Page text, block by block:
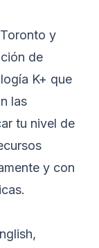
y
de
K+ que
las
tu nivel de
y con